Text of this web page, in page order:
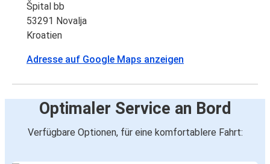
Špital bb
53291 Novalja
Kroatien
Adresse auf Google Maps anzeigen
Optimaler Service an Bord
Verfügbare Optionen, für eine komfortablere Fahrt: